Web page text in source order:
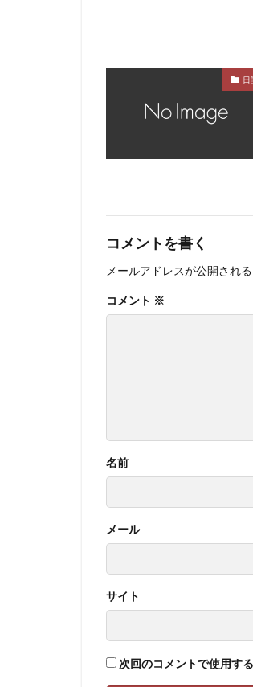
日
コメントを書く
メールアドレスが公開され
コメント ※
名前
メール
サイト
次回のコメントで使用す